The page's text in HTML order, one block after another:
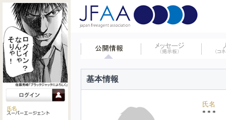
基本情報
氏名
* * *